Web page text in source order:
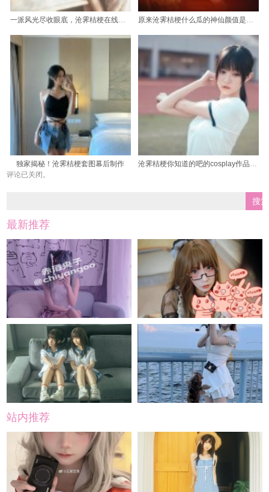
独家揭秘！沧霁桔梗套图幕后制作
评论已关闭。
最新推荐
站内推荐